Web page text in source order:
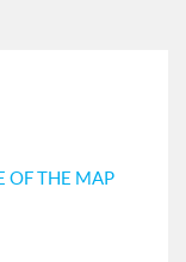
OF THE MAP